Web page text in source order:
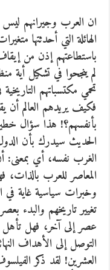
ان العرب وجيرانهم ليس
باستطاعتهم إذن من
لم ينجحوا في تشكيل أية
تحمي مكتسباتهم
فكيف يريدهم العالم أن
بأنفسهم؟! هذا سؤال
الحديث سيدرك بأن الدول
الغرب نفسه، أي بمعنى:
المعاصر للعرب
وخبرات سياسية غاية في
تغيير تاريخهم والبدء
عصر إلى آخر، فهل
التوصل إلى الأهداف
العشرين! لقد ذكر